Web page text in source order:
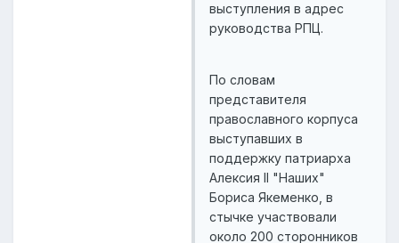
выступления в адрес
руководства РПЦ.
По словам
представителя
православного корпуса
выступавших в
поддержку патриарха
Алексия II "Наших"
Бориса Якеменко, в
стычке участвовали
около 200 сторонников